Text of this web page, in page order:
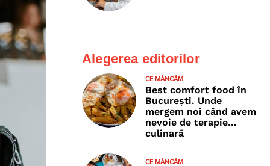
Alegerea editorilor
CE MÂNCĂM
Best comfort food în
București. Unde
mergem noi când avem
nevoie de terapie…
culinară
CE MÂNCĂM